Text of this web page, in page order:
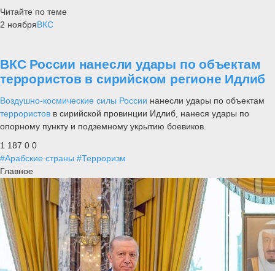
Читайте по теме
2 ноябряВКС
ВКС России нанесли удары по объектам
террористов в сирийском регионе Идлиб
Воздушно-космические силы России нанесли удары по объектам
террористов в сирийской провинции Идлиб, нанеся удары по
опорному пункту и подземному укрытию боевиков.
1 187 0 0
#Арабские страны #Терроризм
Главное